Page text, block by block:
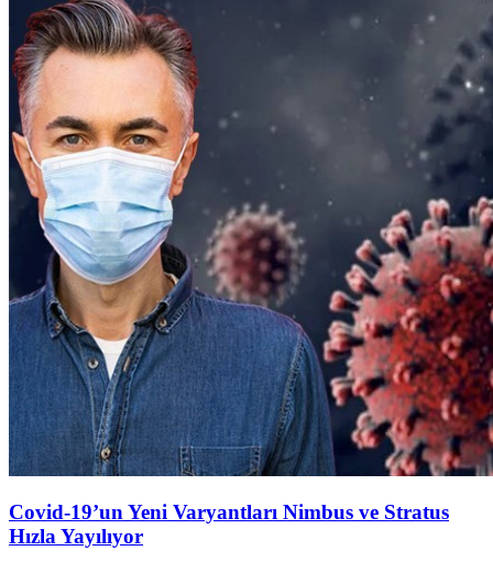
Covid-19’un Yeni Varyantları Nimbus ve Stratus
Hızla Yayılıyor